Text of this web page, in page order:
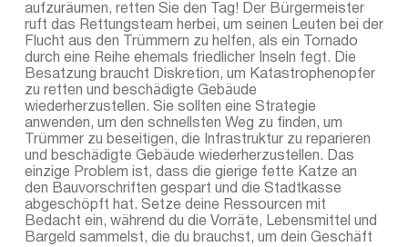
aufzuräumen, retten Sie den Tag! Der Bürgermeister
ruft das Rettungsteam herbei, um seinen Leuten bei der
Flucht aus den Trümmern zu helfen, als ein Tornado
durch eine Reihe ehemals friedlicher Inseln fegt. Die
Besatzung braucht Diskretion, um Katastrophenopfer
zu retten und beschädigte Gebäude
wiederherzustellen. Sie sollten eine Strategie
anwenden, um den schnellsten Weg zu finden, um
Trümmer zu beseitigen, die Infrastruktur zu reparieren
und beschädigte Gebäude wiederherzustellen. Das
einzige Problem ist, dass die gierige fette Katze an
den Bauvorschriften gespart und die Stadtkasse
abgeschöpft hat. Setze deine Ressourcen mit
Bedacht ein, während du die Vorräte, Lebensmittel und
Bargeld sammelst, die du brauchst, um dein Geschäft